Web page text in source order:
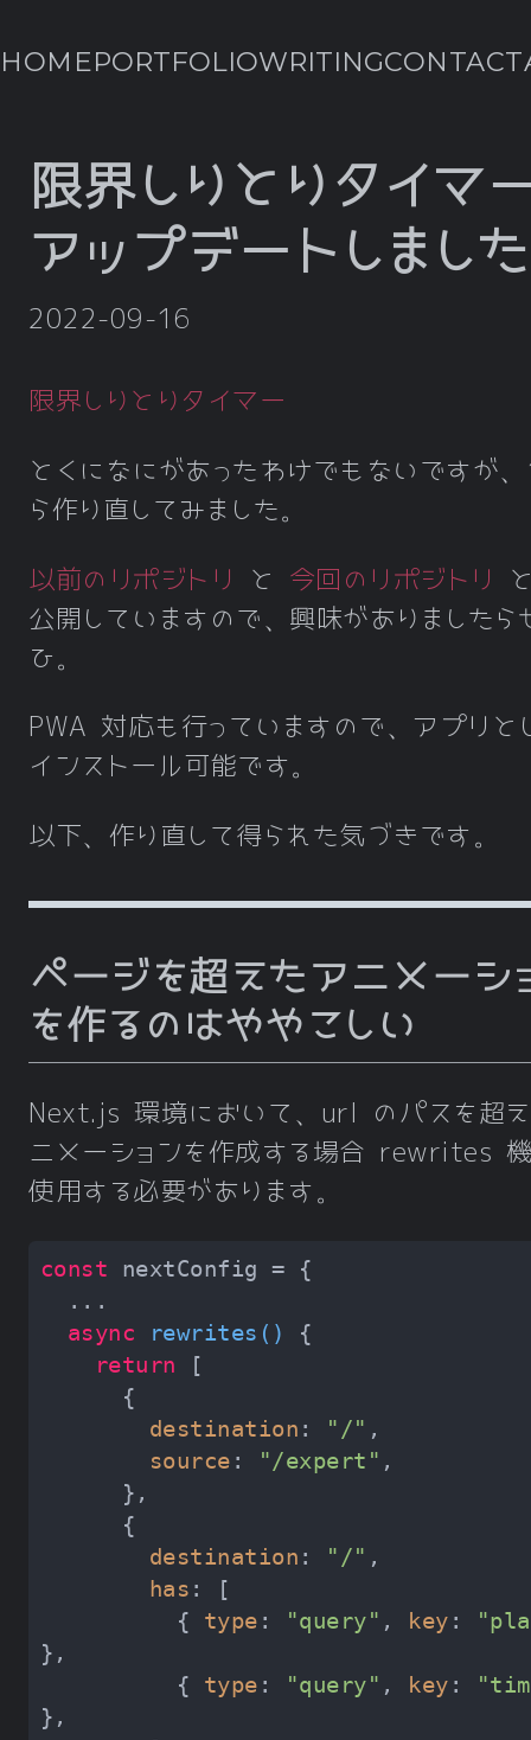
HOMEPORTFOLIOWRITINGCONTACT
限界しりとりタイマ
アップデートしました
2022-09-16
限界しりとりタイマー
とくになにがあったわけでもないですが
ら作り直してみました。
以前のリポジトリ と 今回のリポジトリ
公開していますので、興味がありましたら
ひ。
PWA 対応も行っていますので、アプリと
インストール可能です。
以下、作り直して得られた気づきです。
ページを超えたアニメーシ
を作るのはややこしい
Next.js 環境において、url のパスを超
ニメーションを作成する場合 rewrites
使用する必要があります。
const
async
rewrites ( )
return
destination : "/"
source : "/expert"
destination : "/"
has
          {
type : "query" , key :
          {
type : "query" , key :